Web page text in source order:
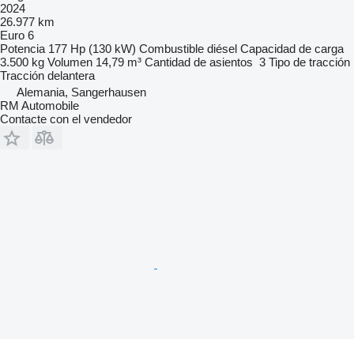
2024
26.977 km
Euro 6
Potencia 177 Hp (130 kW) Combustible diésel Capacidad de carga
3.500 kg Volumen 14,79 m³ Cantidad de asientos 3 Tipo de tracción
Tracción delantera
Alemania, Sangerhausen
RM Automobile
Contacte con el vendedor